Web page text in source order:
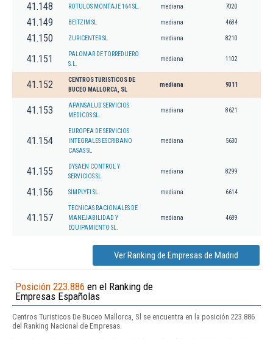
41.148 ROTULOS MONTAJE 164 SL. mediana 7020
41.149 BEITZIM SL mediana 4684
41.150 ZURICENTER SL mediana 8210
41.151
PALOMAR DE TORREDUERO
S.L.
mediana 1102
41.152
CENTROS TURISTICOS DE
BUCEO MALLORCA, SL
mediana 9311
41.153
APANSALUD SERVICIOS
MEDICOS SL.
mediana 8621
41.154
EUROPEA DE SERVICIOS
INTEGRALES ESCRIBANO
CASAS SL
mediana 5630
41.155
DYSAEN CONTROL Y
SERVICIOS SL.
mediana 8299
41.156 SIMPLYFI SL. mediana 6614
41.157
TECNICAS RACIONALES DE
MANEJABILIDAD Y
EQUIPAMIENTO SL.
mediana 4689
Ver Ranking de Empresas de Madrid
Posición 223.886 en el Ranking de
Empresas Españolas
Centros Turisticos De Buceo Mallorca, Sl se encuentra en la posición 223.886
del Ranking Nacional de Empresas.